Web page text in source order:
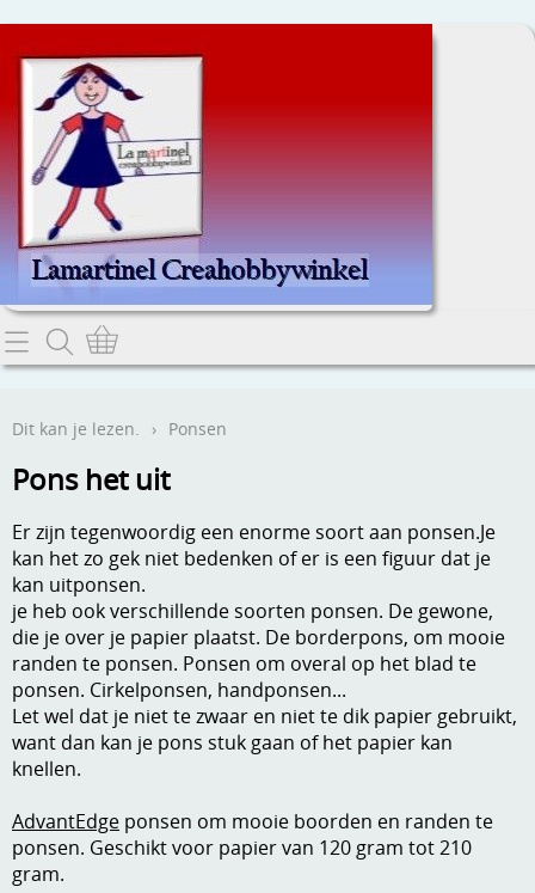
Home
Webwinkel
A, ja, op is op
Aanbiedingen
Andere
Boeken en magazines
Dies om te stansen
DVD-CD
Embossen
Algemene voorwaarden
Verzend - en verpakkingsk
Mijn account
Info
Anders creatief
Gastenboek
Dit kan je lezen. › Ponsen
Pons het uit
Er zijn tegenwoordig een enorme soort aan ponsen.Je
kan het zo gek niet bedenken of er is een figuur dat je
kan uitponsen.
je heb ook verschillende soorten ponsen. De gewone,
die je over je papier plaatst. De borderpons, om mooie
randen te ponsen. Ponsen om overal op het blad te
ponsen. Cirkelponsen, handponsen...
Let wel dat je niet te zwaar en niet te dik papier gebruikt,
want dan kan je pons stuk gaan of het papier kan
knellen.
AdvantEdge ponsen om mooie boorden en randen te
ponsen. Geschikt voor papier van 120 gram tot 210
gram.